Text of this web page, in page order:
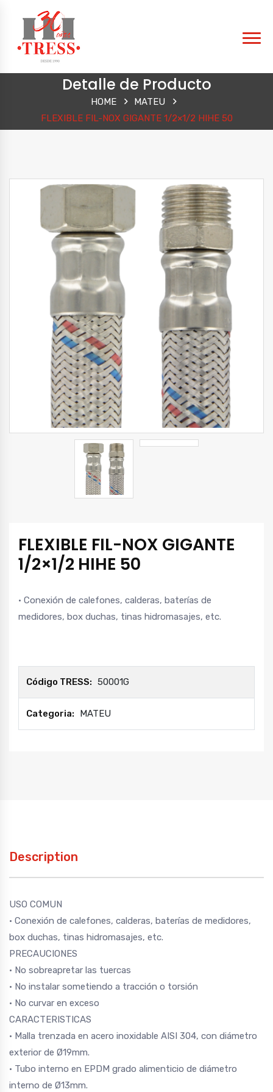
Detalle de Producto
HOME
MATEU
FLEXIBLE FIL-NOX GIGANTE 1/2×1/2 HIHE 50
FLEXIBLE FIL-NOX GIGANTE
1/2×1/2 HIHE 50
· Conexión de calefones, calderas, baterías de
medidores, box duchas, tinas hidromasajes, etc.
Código TRESS: 50001G
Categoria: MATEU
Description
USO COMUN
· Conexión de calefones, calderas, baterías de medidores,
box duchas, tinas hidromasajes, etc.
PRECAUCIONES
· No sobreapretar las tuercas
· No instalar sometiendo a tracción o torsión
· No curvar en exceso
CARACTERISTICAS
· Malla trenzada en acero inoxidable AISI 304, con diámetro
exterior de Ø19mm.
· Tubo interno en EPDM grado alimenticio de diámetro
interno de Ø13mm.